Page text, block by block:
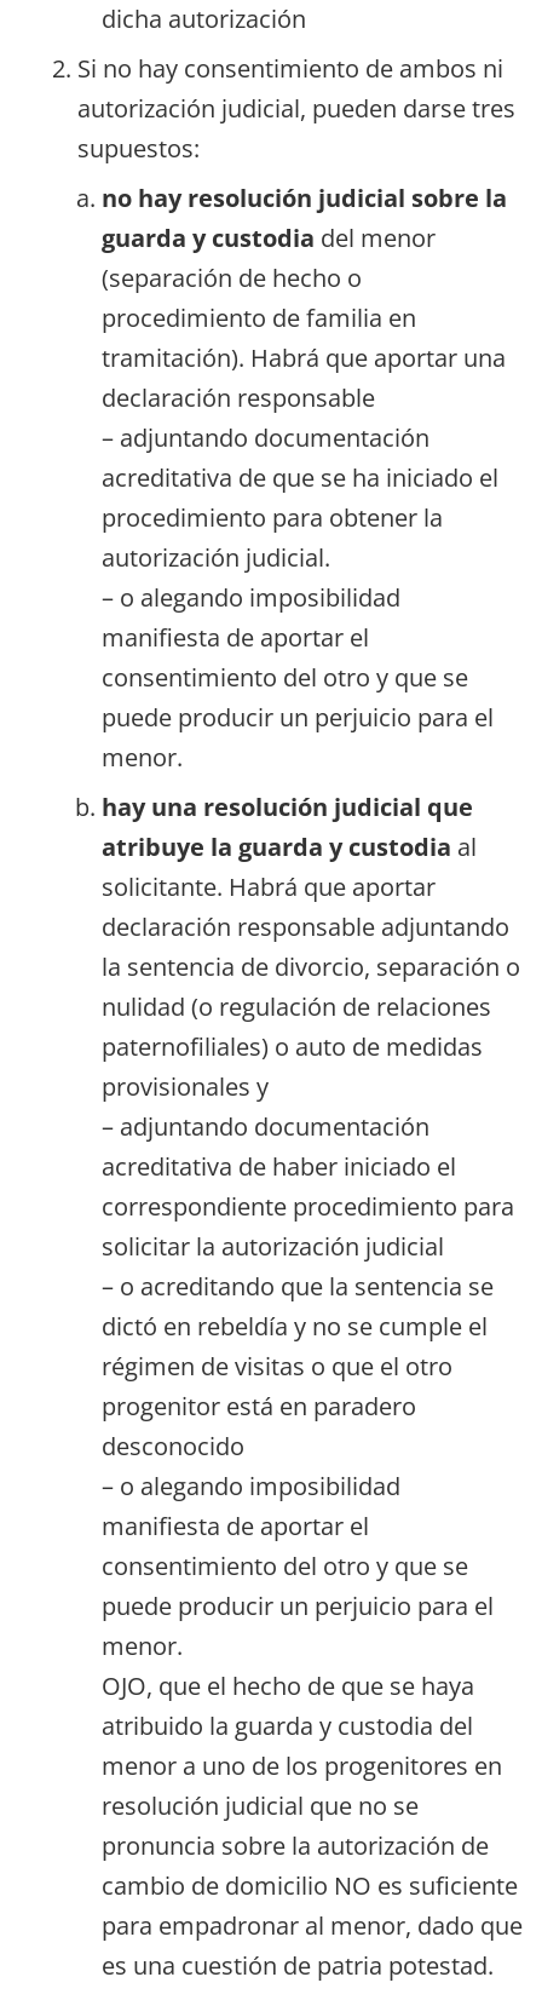
dicha autorización
Si no hay consentimiento de ambos ni
autorización judicial, pueden darse tres
supuestos:
no hay resolución judicial sobre la
guarda y custodia del menor
(separación de hecho o
procedimiento de familia en
tramitación). Habrá que aportar una
declaración responsable
– adjuntando documentación
acreditativa de que se ha iniciado el
procedimiento para obtener la
autorización judicial.
– o alegando imposibilidad
manifiesta de aportar el
consentimiento del otro y que se
puede producir un perjuicio para el
menor.
hay una resolución judicial que
atribuye la guarda y custodia al
solicitante. Habrá que aportar
declaración responsable adjuntando
la sentencia de divorcio, separación o
nulidad (o regulación de relaciones
paternofiliales) o auto de medidas
provisionales y
– adjuntando documentación
acreditativa de haber iniciado el
correspondiente procedimiento para
solicitar la autorización judicial
– o acreditando que la sentencia se
dictó en rebeldía y no se cumple el
régimen de visitas o que el otro
progenitor está en paradero
desconocido
– o alegando imposibilidad
manifiesta de aportar el
consentimiento del otro y que se
puede producir un perjuicio para el
menor.
OJO, que el hecho de que se haya
atribuido la guarda y custodia del
menor a uno de los progenitores en
resolución judicial que no se
pronuncia sobre la autorización de
cambio de domicilio NO es suficiente
para empadronar al menor, dado que
es una cuestión de patria potestad.